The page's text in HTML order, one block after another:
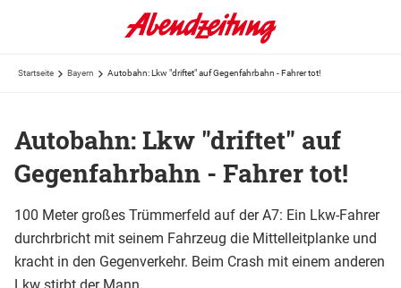
Startseite Bayern Autobahn: Lkw "driftet" auf Gegenfahrbahn - Fahrer tot!
Autobahn: Lkw "driftet" auf
Gegenfahrbahn - Fahrer tot!
100 Meter großes Trümmerfeld auf der A7: Ein Lkw-Fahrer
durchrbricht mit seinem Fahrzeug die Mittelleitplanke und
kracht in den Gegenverkehr. Beim Crash mit einem anderen